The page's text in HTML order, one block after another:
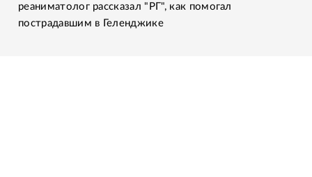
реаниматолог рассказал "РГ", как помогал
пострадавшим в Геленджике